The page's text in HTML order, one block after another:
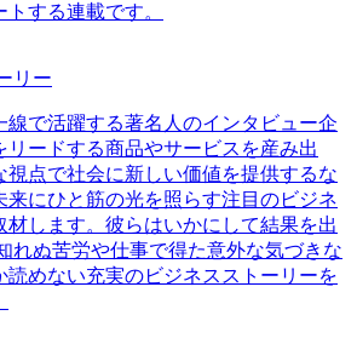
する連載です。
リー
線で活躍する著名人のインタビュー企
リードする商品やサービスを産み出
視点で社会に新しい価値を提供するな
来にひと筋の光を照らす注目のビジネ
材します。彼らはいかにして結果を出
れぬ苦労や仕事で得た意外な気づきな
読めない充実のビジネスストーリーを